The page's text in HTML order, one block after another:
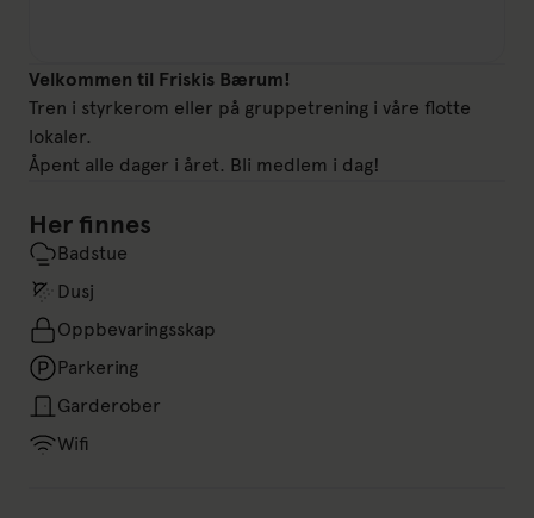
Velkommen til Friskis Bærum!
Tren i styrkerom eller på gruppetrening i våre flotte
lokaler.
Åpent alle dager i året. Bli medlem i dag!
Her finnes
Badstue
Dusj
Oppbevaringsskap
Parkering
Garderober
Wifi